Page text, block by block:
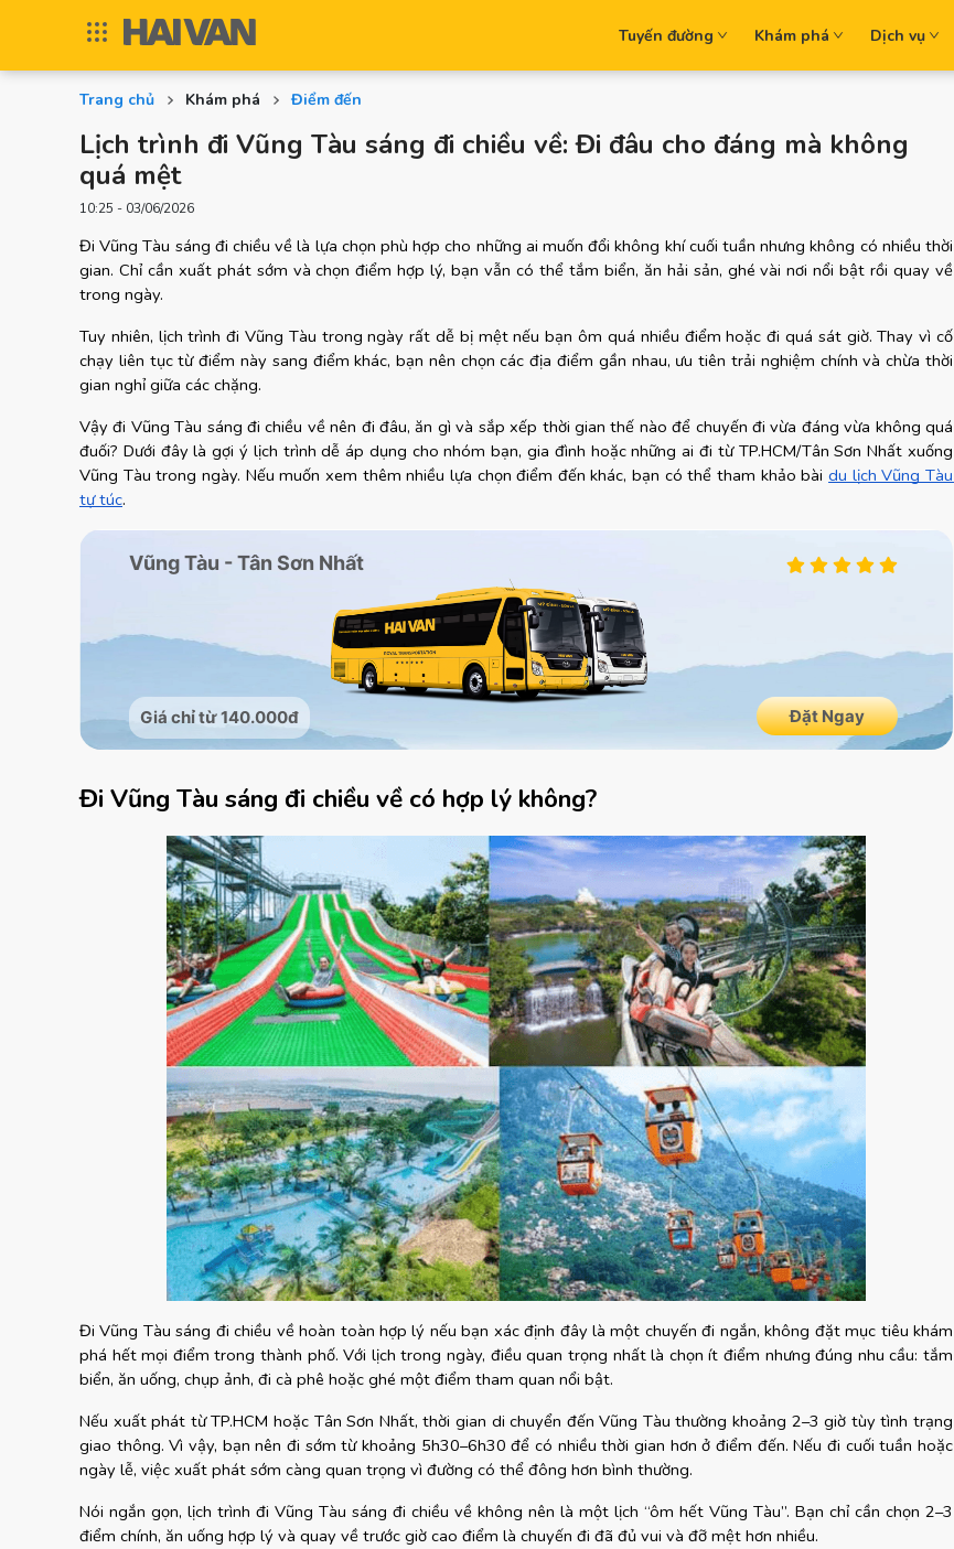
Tuyến đường Khám phá Dịch vụ
Trang chủ Khám phá Điểm đến
Lịch trình đi Vũng Tàu sáng đi chiều về: Đi đâu cho đáng mà không
quá mệt
10:25 - 03/06/2026
Đi Vũng Tàu sáng đi chiều về là lựa chọn phù hợp cho những ai muốn đổi không khí cuối tuần nhưng không có nhiều thời
gian. Chỉ cần xuất phát sớm và chọn điểm hợp lý, bạn vẫn có thể tắm biển, ăn hải sản, ghé vài nơi nổi bật rồi quay về
trong ngày.
Tuy nhiên, lịch trình đi Vũng Tàu trong ngày rất dễ bị mệt nếu bạn ôm quá nhiều điểm hoặc đi quá sát giờ. Thay vì cố
chạy liên tục từ điểm này sang điểm khác, bạn nên chọn các địa điểm gần nhau, ưu tiên trải nghiệm chính và chừa thời
gian nghỉ giữa các chặng.
Vậy đi Vũng Tàu sáng đi chiều về nên đi đâu, ăn gì và sắp xếp thời gian thế nào để chuyến đi vừa đáng vừa không quá
đuối? Dưới đây là gợi ý lịch trình dễ áp dụng cho nhóm bạn, gia đình hoặc những ai đi từ TP.HCM/Tân Sơn Nhất xuống
Vũng Tàu trong ngày. Nếu muốn xem thêm nhiều lựa chọn điểm đến khác, bạn có thể tham khảo bài du lịch Vũng Tàu
tự túc.
Đi Vũng Tàu sáng đi chiều về có hợp lý không?
Đi Vũng Tàu sáng đi chiều về hoàn toàn hợp lý nếu bạn xác định đây là một chuyến đi ngắn, không đặt mục tiêu khám
phá hết mọi điểm trong thành phố. Với lịch trong ngày, điều quan trọng nhất là chọn ít điểm nhưng đúng nhu cầu: tắm
biển, ăn uống, chụp ảnh, đi cà phê hoặc ghé một điểm tham quan nổi bật.
Nếu xuất phát từ TP.HCM hoặc Tân Sơn Nhất, thời gian di chuyển đến Vũng Tàu thường khoảng 2–3 giờ tùy tình trạng
giao thông. Vì vậy, bạn nên đi sớm từ khoảng 5h30–6h30 để có nhiều thời gian hơn ở điểm đến. Nếu đi cuối tuần hoặc
ngày lễ, việc xuất phát sớm càng quan trọng vì đường có thể đông hơn bình thường.
Nói ngắn gọn, lịch trình đi Vũng Tàu sáng đi chiều về không nên là một lịch “ôm hết Vũng Tàu”. Bạn chỉ cần chọn 2–3
điểm chính, ăn uống hợp lý và quay về trước giờ cao điểm là chuyến đi đã đủ vui và đỡ mệt hơn nhiều.